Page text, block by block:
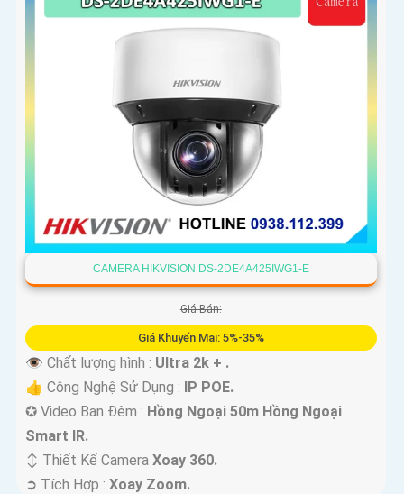
CAMERA HIKVISION DS-2DE4A425IWG1-E
Giá Bán:
Giá Khuyến Mại: 5%-35%
👁 Chất lượng hình : Ultra 2k + .
👍 Công Nghệ Sử Dụng : IP POE.
✪ Video Ban Đêm : Hồng Ngoại 50m Hồng Ngoại
Smart IR.
↕️ Thiết Kế Camera Xoay 360.
️➲ Tích Hợp : Xoay Zoom.